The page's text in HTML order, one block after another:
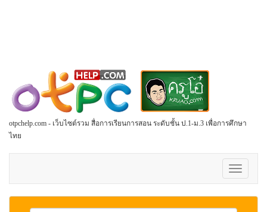
otpchelp.com - เว็บไซต์รวม สื่อการเรียนการสอน ระดับชั้น ป.1-ม.3 เพื่อการศึกษา
ไทย
Toggle